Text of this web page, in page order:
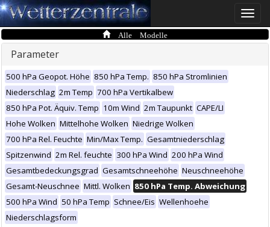
Toggle
Alle Modelle
Parameter
500 hPa Geopot. Höhe 850 hPa Temp. 850 hPa Stromlinien
Niederschlag 2m Temp 700 hPa Vertikalbew
850 hPa Pot. Äquiv. Temp 10m Wind 2m Taupunkt CAPE/LI
Hohe Wolken Mittelhohe Wolken Niedrige Wolken
700 hPa Rel. Feuchte Min/Max Temp. Gesamtniederschlag
Spitzenwind 2m Rel. feuchte 300 hPa Wind 200 hPa Wind
Gesamtbedeckungsgrad Gesamtschneehöhe Neuschneehöhe
Gesamt-Neuschnee Mittl. Wolken 850 hPa Temp. Abweichung
500 hPa Wind 50 hPa Temp Schnee/Eis Wellenhoehe
Niederschlagsform